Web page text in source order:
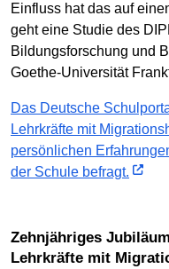
Einfluss hat das auf
geht eine Studie des
Bildungsforschung und
Goethe-Universität
Das Deutsche
Lehrkräfte mit
persönlichen
der Schule befragt.
Zehnjähriges Jubiläum: Das Berliner Netzwerk für
Lehrkräfte mit